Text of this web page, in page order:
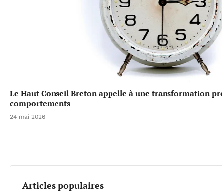
Le Haut Conseil Breton appelle à une transformation
comportements
24 mai 2026
Articles populaires